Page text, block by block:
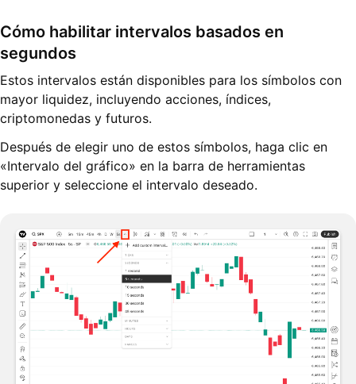
Cómo habilitar intervalos basados en
segundos
Estos intervalos están disponibles para los símbolos con
mayor liquidez, incluyendo acciones, índices,
criptomonedas y futuros.
Después de elegir uno de estos símbolos, haga clic en
«Intervalo del gráfico» en la barra de herramientas
superior y seleccione el intervalo deseado.